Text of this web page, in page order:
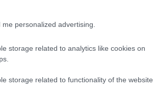
personalized advertising.
storage related to analytics like cookies on
storage related to functionality of the website
Dean , Marilyn Monroe -
filmes utalás. Többek között
életmód” banalitását, a
Csakúgy, mint